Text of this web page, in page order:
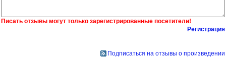
Писать отзывы могут только зарегистрированные посетители!
Регистрация
Подписаться на отзывы о произведении